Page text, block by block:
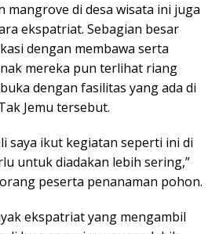
mangrove di desa wisata ini juga
ekspatriat. Sebagian besar
dengan membawa serta
mereka pun terlihat riang
dengan fasilitas yang ada di
Jemu tersebut.
saya ikut kegiatan seperti ini di
untuk diadakan lebih sering,”
peserta penanaman pohon.
ekspatriat yang mengambil